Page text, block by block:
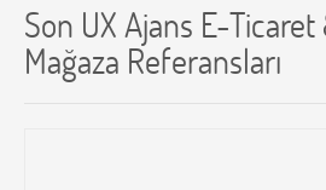
Son UX Ajans E-Ticaret
Mağaza Referansları